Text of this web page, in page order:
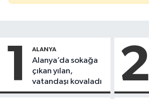
1 ALANYA
Alanya’da sokağa
çıkan yılan,
vatandaşı kovaladı
2